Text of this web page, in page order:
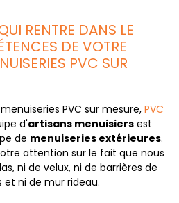
RENTRE DANS LE
DE VOTRE
PVC SUR
PVC sur mesure, PVC
d'artisans menuisiers est
de menuiseries extérieures.
attention sur le fait que nous
ni de velux, ni de barrières de
et ni de mur rideau.